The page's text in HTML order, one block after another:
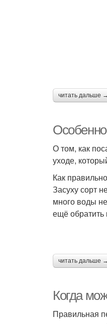
читать дальше →
О том, как
уходе,
Как
Засуху сорт
много воды
ещё
читать дальше →
Когда
Правильная